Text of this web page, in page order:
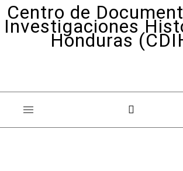
Centro de
Investigaciones
Honduras